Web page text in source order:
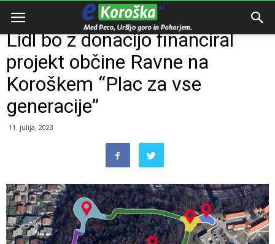
Domov
Lidl bo z donacijo financiral
projekt občine Ravne na
Koroškem “Plac za vse
generacije”
11. julija, 2023